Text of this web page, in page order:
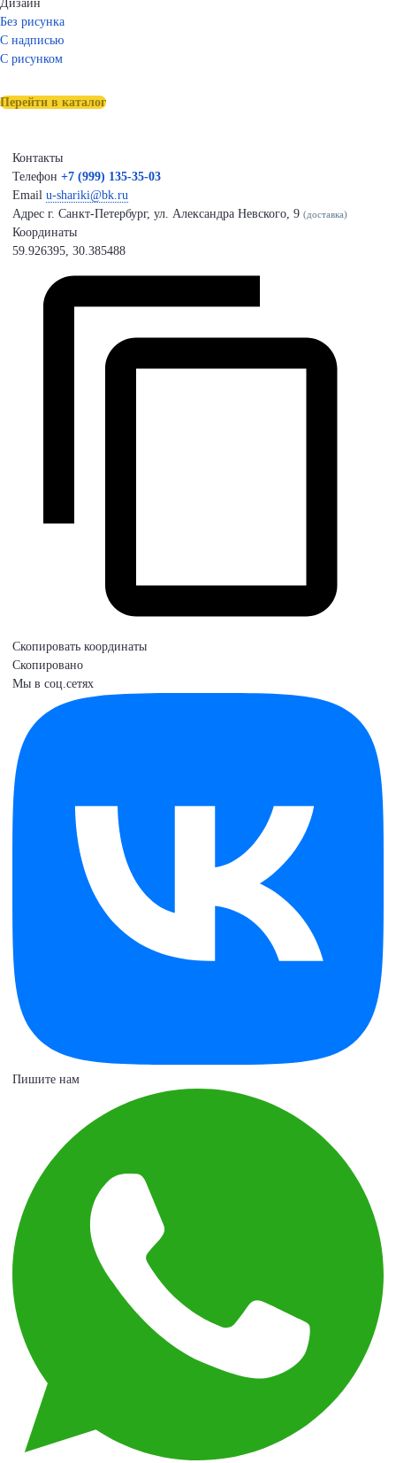
Дизайн
Без рисунка
С надписью
С рисунком
Перейти в каталог
Контакты
Телефон +7 (999) 135-35-03
Email u-shariki@bk.ru
Адрес г. Санкт-Петербург, ул. Александра Невского, 9 (доставка)
Координаты
59.926395, 30.385488
Скопировать координаты
Скопировано
Мы в соц.сетях
Пишите нам